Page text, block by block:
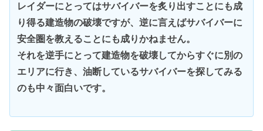
レイダーにとってはサバイバーを炙り出すことにも成
り得る建造物の破壊ですが、逆に言えばサバイバーに
安全圏を教えることにも成りかねません。
それを逆手にとって建造物を破壊してからすぐに別の
エリアに行き、油断しているサバイバーを探してみる
のも中々面白いです。